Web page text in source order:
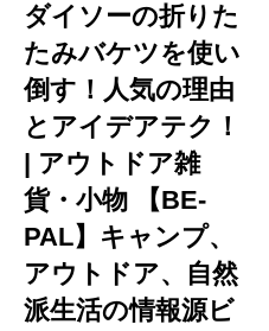
ダイソーの折りた
たみバケツを使い
倒す！人気の理由
とアイデアテク！
| アウトドア雑
貨・小物 【BE-
PAL】キャンプ、
アウトドア、自然
派生活の情報源ビ